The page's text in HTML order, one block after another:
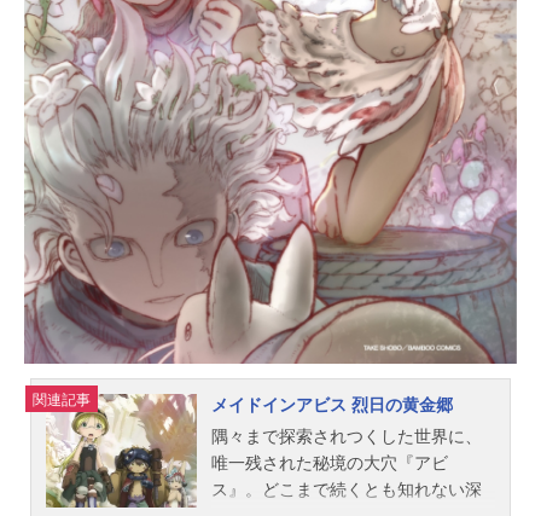
澄：内山昂輝石川透：山下誠一郎吉
川由紀：小坂井祐莉絵仙石翔：岡本
信彦綾崎レミ：M・A・O河野桜：近
藤玲奈井浦秀：山下大輝沢田ほの
か：麻倉もも柳明音：福山潤進藤晃
一：八代拓谷原マキオ：千葉翔也井
浦基子：金元寿子堀京介：小野大輔
堀百合子：茅野愛衣堀創太：寺崎裕
香スタッフ原作：HERO 萩原ダイ
スケ「ホリミヤ」監督：石浜真史シ
リーズ構成・脚本：吉岡たかをキャ
ラクターデザイン：飯塚晴子総作画
監督：飯塚晴...
関連記事
メイドインアビス 烈日の黄金郷
隅々まで探索されつくした世界に、
唯一残された秘境の大穴『アビ
ス』。どこまで続くとも知れない深